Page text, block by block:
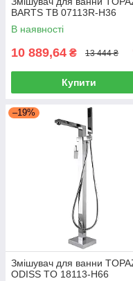
BARTS TB 07113R-H36
В наявності
10 889,64 ₴ 13 444 ₴
Купити
–19%
Змішувач для ванни
ODISS TO 18113-H66